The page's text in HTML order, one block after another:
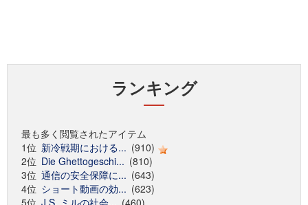
ランキング
最も多く閲覧されたアイテム
1位 新冷戦期における... (910)
2位 Die Ghettogeschi... (810)
3位 通信の安全保障に... (643)
4位 ショート動画の効... (623)
5位 J.S. ミルの社会... (460)